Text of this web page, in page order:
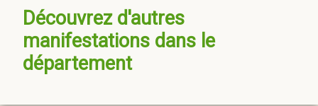
Découvrez d'autres
manifestations dans le
département